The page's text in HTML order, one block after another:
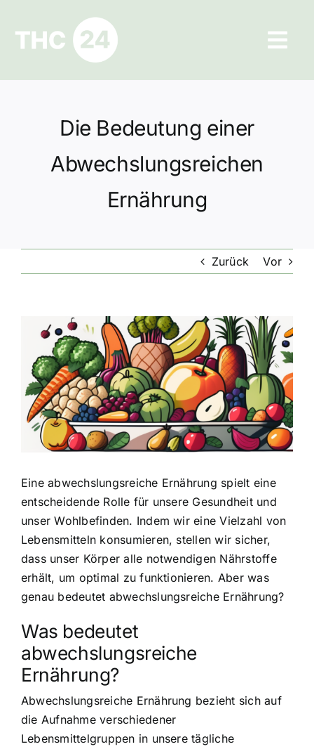
springen
Ratgeber
Hilfe und Kontakt
Datenschutz
Die Bedeutung einer
Abwechslungsreichen
Ernährung
Zurück Vor
Zeige
grösseres
Bild
Eine abwechslungsreiche Ernährung spielt eine
entscheidende Rolle für unsere Gesundheit und
unser Wohlbefinden. Indem wir eine Vielzahl von
Lebensmitteln konsumieren, stellen wir sicher,
dass unser Körper alle notwendigen Nährstoffe
erhält, um optimal zu funktionieren. Aber was
genau bedeutet abwechslungsreiche Ernährung?
Was bedeutet
abwechslungsreiche
Ernährung?
Abwechslungsreiche Ernährung bezieht sich auf
die Aufnahme verschiedener
Lebensmittelgruppen in unsere tägliche